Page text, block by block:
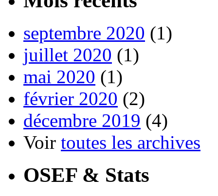
septembre 2020 (1)
juillet 2020 (1)
mai 2020 (1)
février 2020 (2)
décembre 2019 (4)
Voir toutes les archives
OSEF & Stats